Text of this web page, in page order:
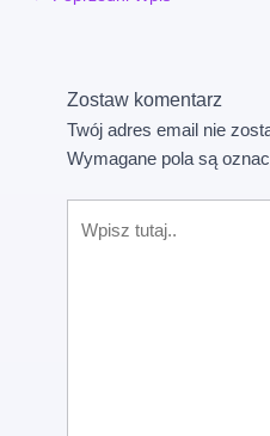
Zostaw komentarz
Twój adres email nie
Wymagane pola są
tutaj..